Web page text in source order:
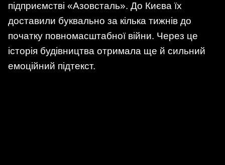
підприємстві «Азовсталь». До Києва їх
доставили буквально за кілька тижнів до
початку повномасштабної війни. Через це
історія будівництва отримала ще й сильний
емоційний підтекст.